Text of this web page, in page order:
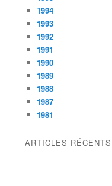
1994
1993
1992
1991
1990
1989
1988
1987
1981
ARTICLES RÉCENTS